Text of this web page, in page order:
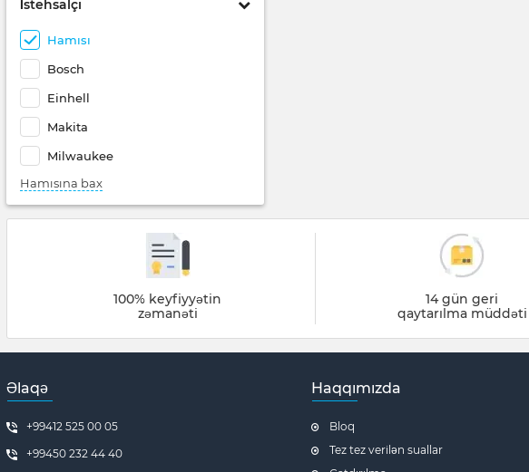
İstehsalçı
Hamısı
Bosch
Einhell
Makita
Milwaukee
Hamısına bax
100% keyfiyyətin
zəmanəti
14 gün geri
qaytarılma müddəti
Əlaqə
+99412 525 00 05
+99450 232 44 40
Haqqımızda
Bloq
Tez tez verilən suallar